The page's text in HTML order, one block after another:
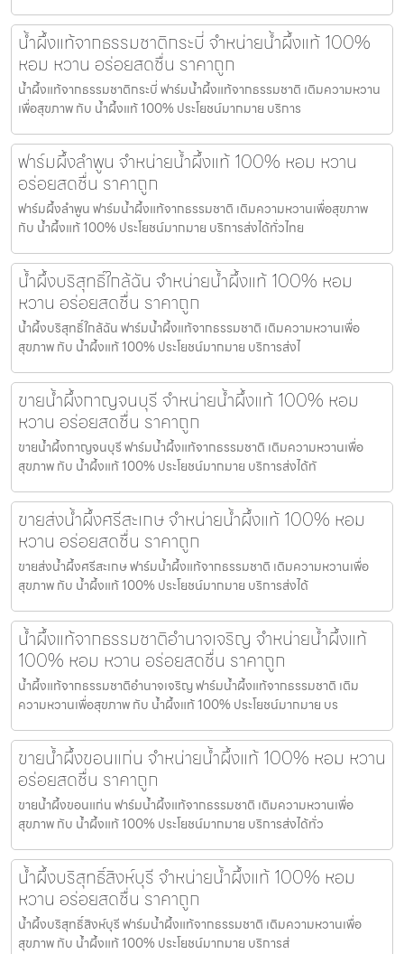
น้ำผึ้งแท้จากธรรมชาติกระบี่ จำหน่ายน้ำผึ้งแท้ 100%
หอม หวาน อร่อยสดชื่น ราคาถูก
น้ำผึ้งแท้จากธรรมชาติกระบี่ ฟาร์มน้ำผึ้งแท้จากธรรมชาติ เติมความหวาน
เพื่อสุขภาพ กับ น้ำผึ้งแท้ 100% ประโยชน์มากมาย บริการ
ฟาร์มผึ้งลำพูน จำหน่ายน้ำผึ้งแท้ 100% หอม หวาน
อร่อยสดชื่น ราคาถูก
ฟาร์มผึ้งลำพูน ฟาร์มน้ำผึ้งแท้จากธรรมชาติ เติมความหวานเพื่อสุขภาพ
กับ น้ำผึ้งแท้ 100% ประโยชน์มากมาย บริการส่งได้ทั่วไทย
น้ำผึ้งบริสุทธิ์ใกล้ฉัน จำหน่ายน้ำผึ้งแท้ 100% หอม
หวาน อร่อยสดชื่น ราคาถูก
น้ำผึ้งบริสุทธิ์ใกล้ฉัน ฟาร์มน้ำผึ้งแท้จากธรรมชาติ เติมความหวานเพื่อ
สุขภาพ กับ น้ำผึ้งแท้ 100% ประโยชน์มากมาย บริการส่งไ
ขายน้ำผึ้งกาญจนบุรี จำหน่ายน้ำผึ้งแท้ 100% หอม
หวาน อร่อยสดชื่น ราคาถูก
ขายน้ำผึ้งกาญจนบุรี ฟาร์มน้ำผึ้งแท้จากธรรมชาติ เติมความหวานเพื่อ
สุขภาพ กับ น้ำผึ้งแท้ 100% ประโยชน์มากมาย บริการส่งได้ทั
ขายส่งน้ำผึ้งศรีสะเกษ จำหน่ายน้ำผึ้งแท้ 100% หอม
หวาน อร่อยสดชื่น ราคาถูก
ขายส่งน้ำผึ้งศรีสะเกษ ฟาร์มน้ำผึ้งแท้จากธรรมชาติ เติมความหวานเพื่อ
สุขภาพ กับ น้ำผึ้งแท้ 100% ประโยชน์มากมาย บริการส่งได้
น้ำผึ้งแท้จากธรรมชาติอำนาจเจริญ จำหน่ายน้ำผึ้งแท้
100% หอม หวาน อร่อยสดชื่น ราคาถูก
น้ำผึ้งแท้จากธรรมชาติอำนาจเจริญ ฟาร์มน้ำผึ้งแท้จากธรรมชาติ เติม
ความหวานเพื่อสุขภาพ กับ น้ำผึ้งแท้ 100% ประโยชน์มากมาย บร
ขายน้ำผึ้งขอนแก่น จำหน่ายน้ำผึ้งแท้ 100% หอม หวาน
อร่อยสดชื่น ราคาถูก
ขายน้ำผึ้งขอนแก่น ฟาร์มน้ำผึ้งแท้จากธรรมชาติ เติมความหวานเพื่อ
สุขภาพ กับ น้ำผึ้งแท้ 100% ประโยชน์มากมาย บริการส่งได้ทั่ว
น้ำผึ้งบริสุทธิ์สิงห์บุรี จำหน่ายน้ำผึ้งแท้ 100% หอม
หวาน อร่อยสดชื่น ราคาถูก
น้ำผึ้งบริสุทธิ์สิงห์บุรี ฟาร์มน้ำผึ้งแท้จากธรรมชาติ เติมความหวานเพื่อ
สุขภาพ กับ น้ำผึ้งแท้ 100% ประโยชน์มากมาย บริการส่